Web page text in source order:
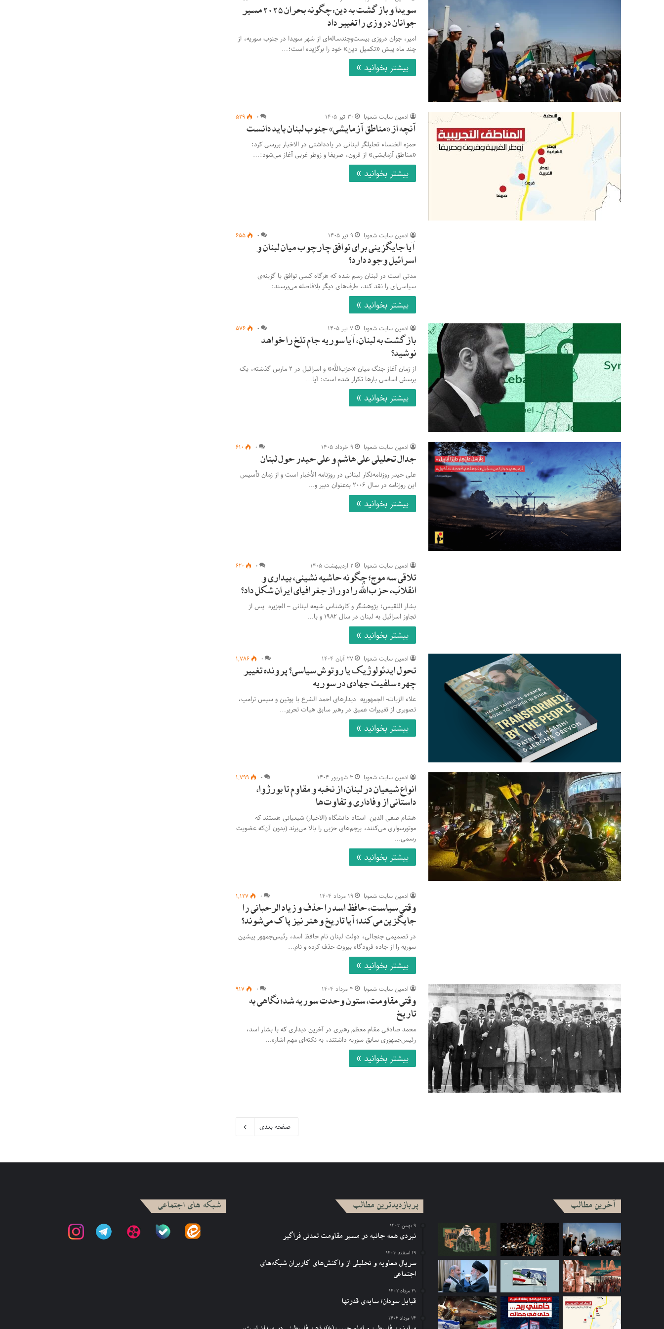
سویدا و بازگشت به دین: چگونه بحران ۲۰۲۵ مسیر
جوانان دروزی را تغییر داد
امیر، جوان دروزی بیست‌وچندساله‌ای از شهر سویدا در جنوب سوریه، از
چند ماه پیش «تکمیل دین» خود را برگزیده است؛…
بیشتر بخوانید »
ادمین سایت شعوبا ۳۰ تیر ۱۴۰۵ ۰ ۵۲۹
آنچه از «مناطق آزمایشی» جنوب لبنان باید دانست
حمزه الخنساء تحلیلگر لبنانی در یادداشتی در الاخبار بررسی کرد:
«مناطق آزمایشی» از فرون، صریفا و زوطر غربی آغاز می‌شود:…
بیشتر بخوانید »
ادمین سایت شعوبا ۹ تیر ۱۴۰۵ ۰ ۶۵۵
آیا جایگزینی برای توافق چارچوب میان لبنان و
اسرائیل وجود دارد؟
مدتی است در لبنان رسم شده که هرگاه کسی توافق یا گزینه‌ی
سیاسی‌ای را نقد کند، طرف‌های دیگر بلافاصله می‌پرسند:…
بیشتر بخوانید »
ادمین سایت شعوبا ۷ تیر ۱۴۰۵ ۰ ۵۷۶
بازگشت به لبنان، آیا سوریه جام تلخ را خواهد
نوشید؟
از زمان آغاز جنگ میان «حزب‌الله» و اسرائیل در ۲ مارس گذشته، یک
پرسش اساسی بارها تکرار شده است: آیا…
بیشتر بخوانید »
ادمین سایت شعوبا ۹ خرداد ۱۴۰۵ ۰ ۶۱۰
جدال تحلیلی علی هاشم و علی حیدر حول لبنان
علی حیدر روزنامه‌نگار لبنانی در روزنامه الأخبار است و از زمان تأسیس
این روزنامه در سال ۲۰۰۶ به‌عنوان دبیر و…
بیشتر بخوانید »
ادمین سایت شعوبا ۲ اردیبهشت ۱۴۰۵ ۰ ۶۲۰
تلاقیِ سه موج؛ چگونه حاشیه نشینی، بیداری و
انقلاب، حزب‌الله را دور از جغرافیای ایران شکل داد؟
بشار اللقیس؛ پژوهشگر و کارشناس شیعه لبنانی – الجزیره پس از
تجاوز اسرائیل به لبنان در سال ۱۹۸۲ و با…
بیشتر بخوانید »
ادمین سایت شعوبا ۲۷ آبان ۱۴۰۴ ۰ ۱,۷۸۶
تحول ایدئولوژیک یا روتوش سیاسی؟ پرونده تغییر
چهره سلفیت جهادی در سوریه
علاء الزیات- الجمهوریه دیدارهای احمد الشرع با پوتین و سپس ترامپ،
تصویری از تغییرات عمیق در رهبر سابق هیات تحریر…
بیشتر بخوانید »
ادمین سایت شعوبا ۳ شهریور ۱۴۰۴ ۰ ۱,۷۹۹
انواع شیعیان در لبنان: از نخبه و مقاوم تا بورژوا،
داستانی از وفاداری و تفاوت‌ها
هشام صفی الدین- استاد دانشگاه (الاخبار) شیعیانی هستند که
موتورسواری می‌کنند، پرچم‌های حزبی را بالا می‌برند (بدون آن‌که عضویت
رسمی…
بیشتر بخوانید »
ادمین سایت شعوبا ۱۹ مرداد ۱۴۰۴ ۰ ۱,۱۲۷
وقتی سیاست، حافظ اسد را حذف و زیاد الرحبانی را
جایگزین می‌کند؛ آیا تاریخ و هنر نیز پاک می‌شوند؟
در تصمیمی جنجالی، دولت لبنان نام حافظ اسد، رئیس‌جمهور پیشین
سوریه را از جاده فرودگاه بیروت حذف کرده و نام…
بیشتر بخوانید »
ادمین سایت شعوبا ۴ مرداد ۱۴۰۴ ۰ ۹۱۷
وقتی مقاومت، ستون وحدت سوریه شد؛ نگاهی به
تاریخ
محمد صادقی مقام معظم رهبری در آخرین دیداری که با بشار اسد،
رئیس‌جمهوری سابق سوریه داشتند، به نکته‌ای مهم اشاره…
بیشتر بخوانید »
صفحه بعدی
آخرین مطالب پربازدیدترین مطالب
۹ بهمن ۱۴۰۳
نبردی همه جانبه در مسیر مقاومت تمدنی فراگیر
۱۹ اسفند ۱۴۰۳
سریال معاویه و تحلیلی از واکنش‌های کاربران شبکه‌های
اجتماعی
۲۱ مرداد ۱۴۰۲
قبایل سودان؛ سایه‌ی قدرتها
۱۴ مرداد ۱۴۰۲
شبکه های اجتماعی